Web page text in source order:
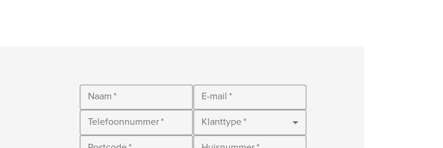
Naam * E-mail *
Telefoonnummer* Klanttype*